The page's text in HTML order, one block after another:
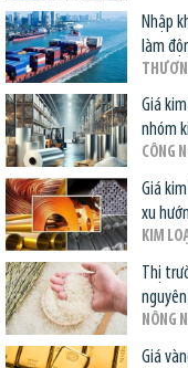
Nhập
làm
Giá
nhóm
CÔNG
Giá
xu
KIM
Thị
NÔNG
Giá